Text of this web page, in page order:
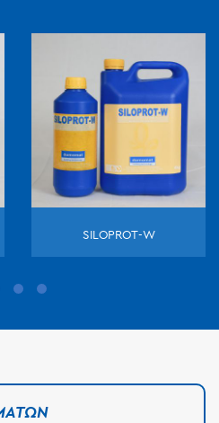
SILOPROT-W